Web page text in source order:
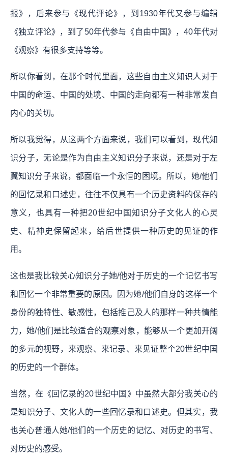
报》，后来参与《现代评论》，到1930年代又参与编辑
《独立评论》，到了50年代参与《自由中国》，40年代对
《观察》有很多支持等等。
所以你看到，在那个时代里面，这些自由主义知识人对于
中国的命运、中国的处境、中国的走向都有一种非常发自
内心的关切。
所以我觉得，从这两个方面来说，我们可以看到，现代知
识分子，无论是作为自由主义知识分子来说，还是对于左
翼知识分子来说，都面临一个永恒的困境。所以，她/他们
的回忆录和口述史，往往不仅具有一个历史资料的保存的
意义，也具有一种把20世纪中国知识分子文化人的心灵
史、精神史保留起来，给后世提供一种历史的见证的作
用。
这也是我比较关心知识分子她/他对于历史的一个记忆书写
和回忆一个非常重要的原因。因为她/他们自身的这样一个
身份的独特性、敏感性，包括推己及人的那样一种共情能
力，她/他们是比较适合的观察对象，能够从一个更加开阔
的多元的视野，来观察、来记录、来见证整个20世纪中国
的历史的一个群体。
当然，在《回忆录的20世纪中国》中虽然大部分我关心的
是知识分子、文化人的一些回忆录和口述史。但其实，我
也关心普通人她/他们的一个历史的记忆、对历史的书写、
对历史的感受。